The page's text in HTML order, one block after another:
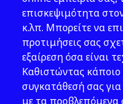
Νέα -
επισκεψιμότητα
κ.λπ. Μπορείτε να
προτιμήσεις σας
εξαίρεση όσα είναι
Καθιστώντας κάποιο
συγκατάθεσή σας
με τα προβλεπόμενα